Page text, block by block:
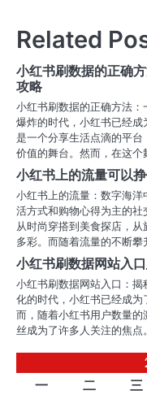
导
航
Related
小红书刷数据的正确
攻略
小红书刷数据的正确方法
爆炸的时代，小红书已经
是一个分享生活点滴的平
价值的舞台。然而，在这个
小红书上的流量可以
小红书上的流量：数字海
活方式和购物心得为主的社
从时尚穿搭到美食探店，
多彩。而随着流量的不断攀
小红书刷数据网站入
小红书刷数据网站入口：
化的时代，小红书已经成
而，随着小红书用户数量
丝成为了许多人关注的焦
一
二 三